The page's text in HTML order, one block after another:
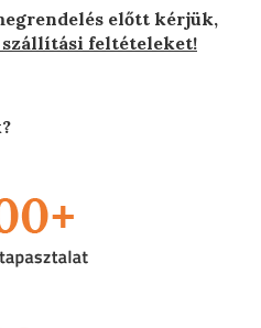
előtt kérjük,
szállítási feltételeket!